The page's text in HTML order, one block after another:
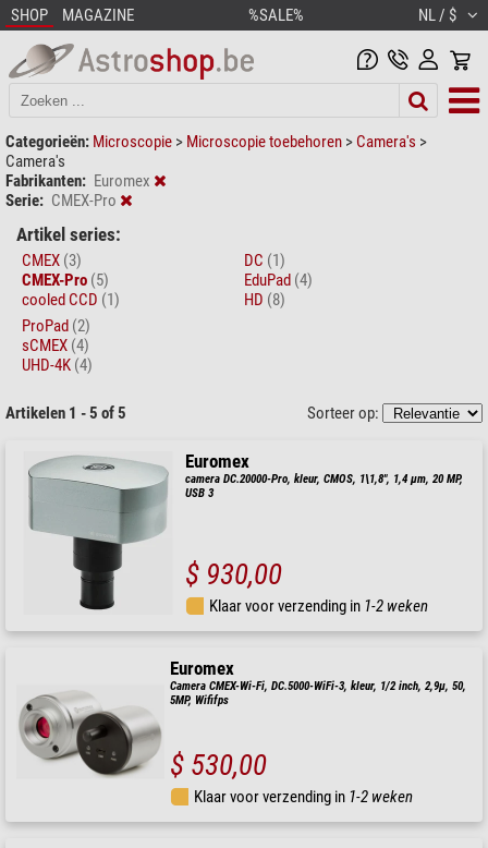
SHOP MAGAZINE %SALE% NL / $
Categorieën: Microscopie > Microscopie toebehoren > Camera's >
Camera's
Fabrikanten: Euromex
Serie: CMEX-Pro
Artikel series:
CMEX (3)
CMEX-Pro (5)
cooled CCD (1)
DC (1)
EduPad (4)
HD (8)
ProPad (2)
sCMEX (4)
UHD-4K (4)
Artikelen 1 - 5 of 5 Sorteer op:
Euromex
camera DC.20000-Pro, kleur, CMOS, 1\1,8", 1,4 µm, 20 MP,
USB 3
$ 930,00
Klaar voor verzending in 1-2 weken
Euromex
Camera CMEX-Wi-Fi, DC.5000-WiFi-3, kleur, 1/2 inch, 2,9µ, 50,
5MP, Wififps
$ 530,00
Klaar voor verzending in 1-2 weken